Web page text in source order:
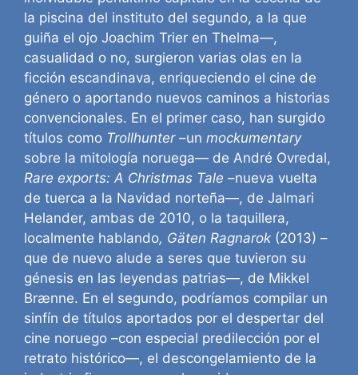
la piscina del instituto del segundo, a la que
guiña el ojo Joachim Trier en Thelma—,
casualidad o no, surgieron varias olas en la
ficción escandinava, enriqueciendo el cine de
género o aportando nuevos caminos a historias
convencionales. En el primer caso, han surgido
títulos como Trollhunter–un mockumentary
sobre la mitología noruega— de André Ovredal,
Rare exports: A Christmas Tale –nueva vuelta
de tuerca a la Navidad norteña—, de Jalmari
Helander, ambas de 2010, o la taquillera,
localmente hablando, Gäten Ragnarok (2013) –
que de nuevo alude a seres que tuvieron su
génesis en las leyendas patrias—, de Mikkel
Brænne. En el segundo, podríamos compilar un
sinfín de títulos aportados por el despertar del
cine noruego –con especial predilección por el
retrato histórico—, el descongelamiento de la